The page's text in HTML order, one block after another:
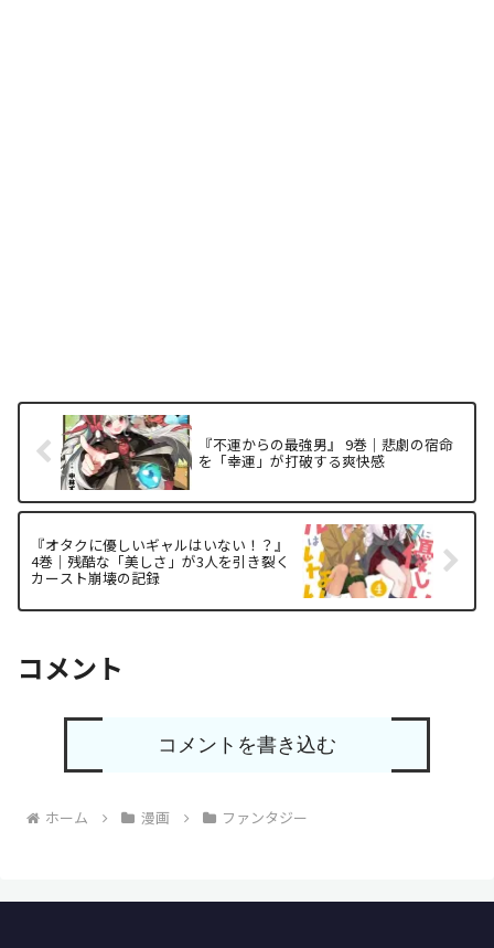
『不運からの最強男』 9巻｜悲劇の宿命
を「幸運」が打破する爽快感
『オタクに優しいギャルはいない！？』
4巻｜残酷な「美しさ」が3人を引き裂く
カースト崩壊の記録
コメント
コメントを書き込む
ホーム 漫画 ファンタジー